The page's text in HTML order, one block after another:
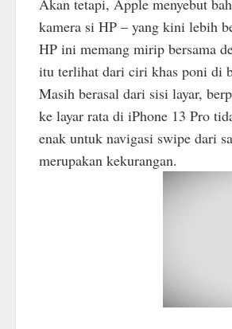
kamera si HP – yang kini lebih
HP ini memang mirip bersama
itu terlihat dari ciri khas poni di
Masih berasal dari sisi layar,
ke layar rata di iPhone 13 Pro
enak untuk navigasi swipe dari
merupakan kekurangan.